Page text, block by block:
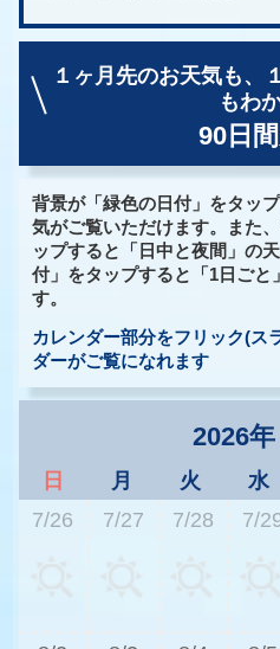
１ヶ月先のお天気も、
もわ
90日
背景が「緑色の日付」をタッ
気がご覧いただけます。また
ップすると「日中と夜間」の
付」をタップすると「1日ごと
す。
カレンダー部分をフリック(ス
ダーがご覧になれます
2026年
日 月 火 水
7/26
7/27 7/28 7/